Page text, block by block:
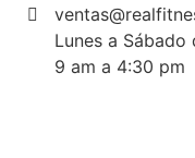
Lunes a
9 am a 4:30 pm